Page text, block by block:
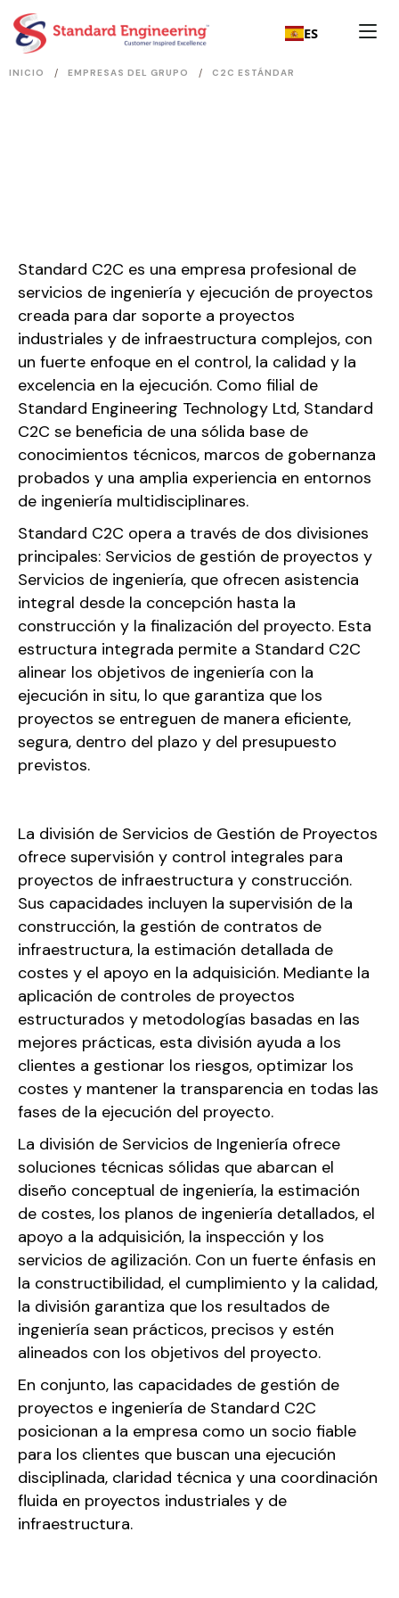
ES
INICIO / EMPRESAS DEL GRUPO / C2C ESTÁNDAR
Standard C2C es una empresa profesional de
servicios de ingeniería y ejecución de proyectos
creada para dar soporte a proyectos
industriales y de infraestructura complejos, con
un fuerte enfoque en el control, la calidad y la
excelencia en la ejecución. Como filial de
Standard Engineering Technology Ltd, Standard
C2C se beneficia de una sólida base de
conocimientos técnicos, marcos de gobernanza
probados y una amplia experiencia en entornos
de ingeniería multidisciplinares.
Standard C2C opera a través de dos divisiones
principales: Servicios de gestión de proyectos y
Servicios de ingeniería, que ofrecen asistencia
integral desde la concepción hasta la
construcción y la finalización del proyecto. Esta
estructura integrada permite a Standard C2C
alinear los objetivos de ingeniería con la
ejecución in situ, lo que garantiza que los
proyectos se entreguen de manera eficiente,
segura, dentro del plazo y del presupuesto
previstos.
La división de Servicios de Gestión de Proyectos
ofrece supervisión y control integrales para
proyectos de infraestructura y construcción.
Sus capacidades incluyen la supervisión de la
construcción, la gestión de contratos de
infraestructura, la estimación detallada de
costes y el apoyo en la adquisición. Mediante la
aplicación de controles de proyectos
estructurados y metodologías basadas en las
mejores prácticas, esta división ayuda a los
clientes a gestionar los riesgos, optimizar los
costes y mantener la transparencia en todas las
fases de la ejecución del proyecto.
La división de Servicios de Ingeniería ofrece
soluciones técnicas sólidas que abarcan el
diseño conceptual de ingeniería, la estimación
de costes, los planos de ingeniería detallados, el
apoyo a la adquisición, la inspección y los
servicios de agilización. Con un fuerte énfasis en
la constructibilidad, el cumplimiento y la calidad,
la división garantiza que los resultados de
ingeniería sean prácticos, precisos y estén
alineados con los objetivos del proyecto.
En conjunto, las capacidades de gestión de
proyectos e ingeniería de Standard C2C
posicionan a la empresa como un socio fiable
para los clientes que buscan una ejecución
disciplinada, claridad técnica y una coordinación
fluida en proyectos industriales y de
infraestructura.